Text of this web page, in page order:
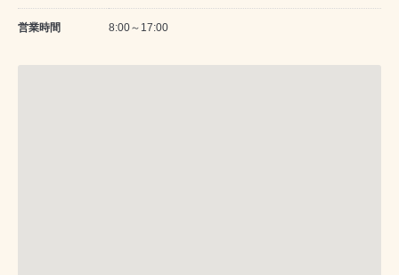
営業時間 8:00～17:00